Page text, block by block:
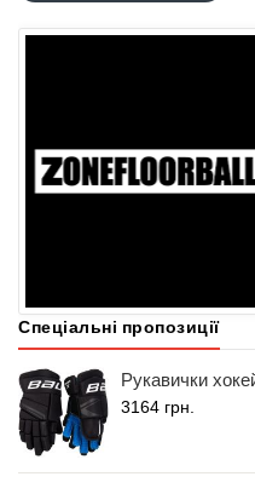
Спеціальні пропозиції
Рукавички
3164 грн.